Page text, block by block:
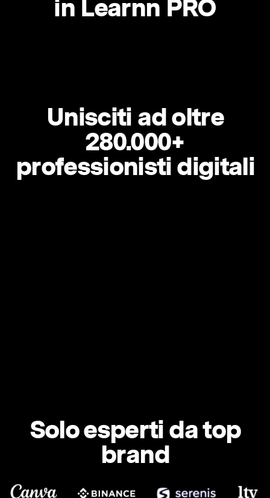
in Learnn PRO
Unisciti ad oltre
280.000+
professionisti digitali
Solo esperti da top
brand